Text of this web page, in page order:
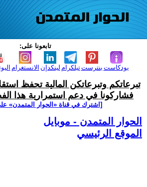
تابعونا على:
الانستغرام لينكدإن تيلكرامبنترست بودكاست
تبرعاتكم وتبرعاتكن المالية تحفظ
فشاركونا في دعم استمرارية هذا
[اشترك في قناة ‫«الحوار المتمدن»
الحوار المتمدن - موبايل
الموقع الرئيسي